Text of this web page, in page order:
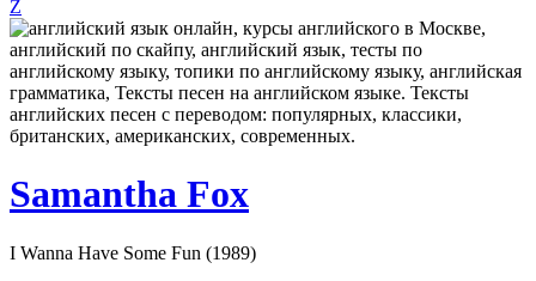
Z
Samantha Fox
I Wanna Have Some Fun (1989)